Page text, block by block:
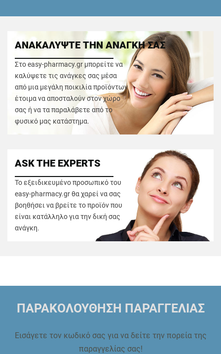
ΑΝΑΚΑΛΥΨΤΕ ΤΗΝ ΑΝΑΓΚΗ ΣΑΣ
Στο easy-pharmacy.gr μπορείτε να
καλύψετε τις ανάγκες σας μέσα
από μια μεγάλη ποικιλία προϊόντων
έτοιμα να αποσταλούν στον χώρο
σας ή να τα παραλάβετε από το
φυσικό μας κατάστημα.
ASK THE EXPERTS
Το εξειδικευμένο προσωπικό του
easy-pharmacy.gr θα χαρεί να σας
βοηθήσει να βρείτε το προϊόν που
είναι κατάλληλο για την δική σας
ανάγκη.
ΠΑΡΑΚΟΛΟΥΘΗΣΗ ΠΑΡΑΓΓΕΛΙΑΣ
Εισάγετε τον κωδικό σας για να δείτε την πορεία της
παραγγελίας σας!